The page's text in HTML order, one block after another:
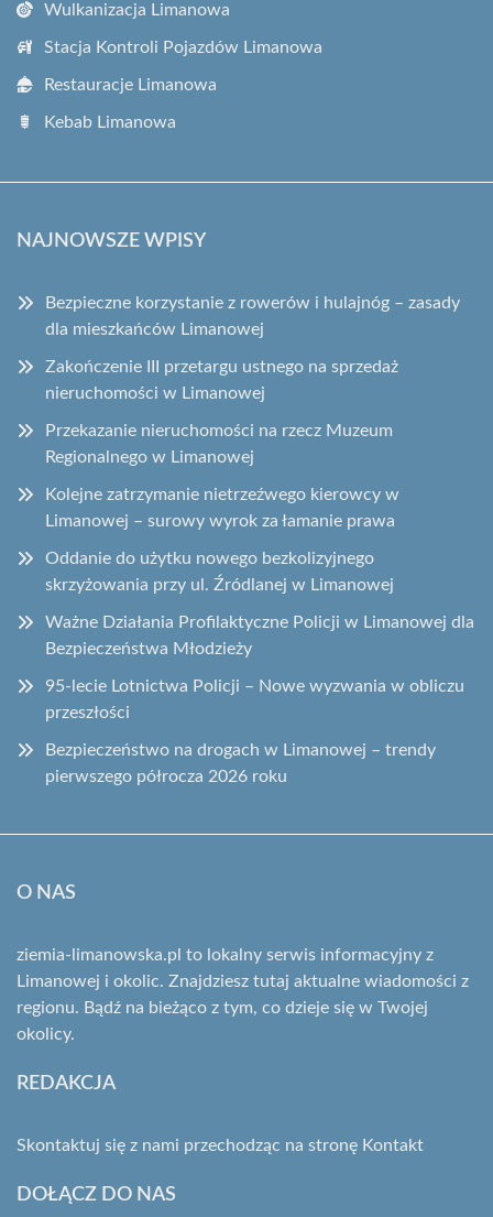
Wulkanizacja Limanowa
Stacja Kontroli Pojazdów Limanowa
Restauracje Limanowa
Kebab Limanowa
NAJNOWSZE WPISY
Bezpieczne korzystanie z rowerów i hulajnóg – zasady
dla mieszkańców Limanowej
Zakończenie III przetargu ustnego na sprzedaż
nieruchomości w Limanowej
Przekazanie nieruchomości na rzecz Muzeum
Regionalnego w Limanowej
Kolejne zatrzymanie nietrzeźwego kierowcy w
Limanowej – surowy wyrok za łamanie prawa
Oddanie do użytku nowego bezkolizyjnego
skrzyżowania przy ul. Źródlanej w Limanowej
Ważne Działania Profilaktyczne Policji w Limanowej dla
Bezpieczeństwa Młodzieży
95-lecie Lotnictwa Policji – Nowe wyzwania w obliczu
przeszłości
Bezpieczeństwo na drogach w Limanowej – trendy
pierwszego półrocza 2026 roku
O NAS
ziemia-limanowska.pl to lokalny serwis informacyjny z
Limanowej i okolic. Znajdziesz tutaj aktualne wiadomości z
regionu. Bądź na bieżąco z tym, co dzieje się w Twojej
okolicy.
REDAKCJA
Skontaktuj się z nami przechodząc na stronę Kontakt
DOŁĄCZ DO NAS